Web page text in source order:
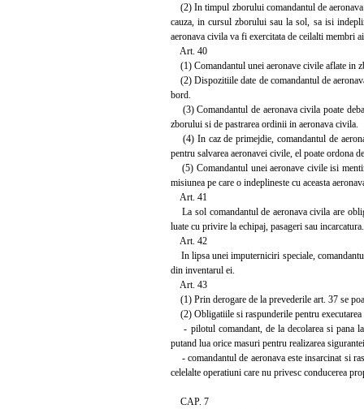
(2) In timpul zborului comandantul de aeronava
cauza, in cursul zborului sau la sol, sa isi
aeronava civila va fi exercitata de ceilalti membri
Art. 40
(1) Comandantul unei aeronave civile aflate in
(2) Dispozitiile date de comandantul de
bord.
(3) Comandantul de aeronava civila poate
zborului si de pastrarea ordinii in aeronava civila.
(4) In caz de primejdie, comandantul de
pentru salvarea aeronavei civile, el poate ordona
(5) Comandantul unei aeronave civile isi
misiunea pe care o indeplineste cu aceasta
Art. 41
La sol comandantul de aeronava civila are
luate cu privire la echipaj, pasageri sau incarcatura.
Art. 42
In lipsa unei imputerniciri speciale,
din inventarul ei.
Art. 43
(1) Prin derogare de la prevederile art. 37 se
(2) Obligatiile si raspunderile pentru
- pilotul comandant, de la decolarea si pana la
putand lua orice masuri pentru realizarea
- comandantul de aeronava este insarcinat si
celelalte operatiuni care nu privesc conducerea
CAP. 7